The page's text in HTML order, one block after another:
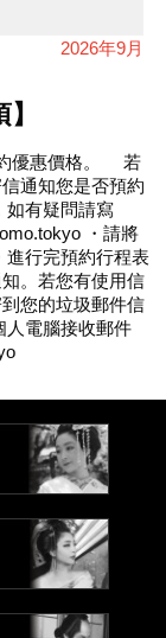
2026年9月
約優惠價格。 若
通知您是否預約
有疑問請寫
・請將
進行完預約行程表
。若您有使用信
您的垃圾郵件信
電腦接收郵件